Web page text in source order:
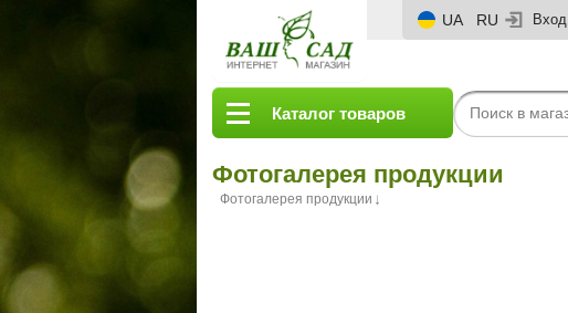
UA RU Вход
Каталог товаров
Фотогалерея продукции
Фотогалерея продукции